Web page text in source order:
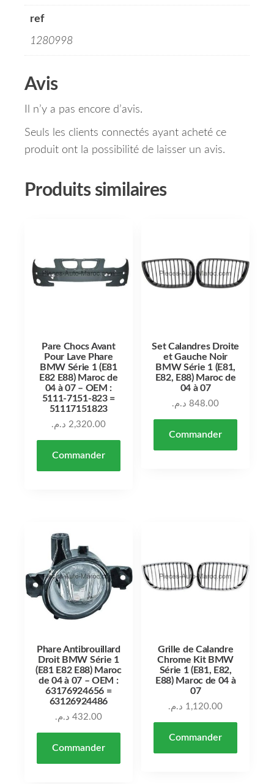
ref
1280998
Avis
Il n’y a pas encore d’avis.
Seuls les clients connectés ayant acheté ce
produit ont la possibilité de laisser un avis.
Produits similaires
Pare Chocs Avant
Pour Lave Phare
BMW Série 1 (E81
E82 E88) Maroc de
04 à 07 – OEM :
5111-7151-823 =
51117151823
2,320.00 د.م.
Commander
Set Calandres Droite
et Gauche Noir
BMW Série 1 (E81,
E82, E88) Maroc de
04 à 07
848.00 د.م.
Commander
Phare Antibrouillard
Droit BMW Série 1
(E81 E82 E88) Maroc
de 04 à 07 – OEM :
63176924656 =
63126924486
432.00 د.م.
Commander
Grille de Calandre
Chrome Kit BMW
Série 1 (E81, E82,
E88) Maroc de 04 à
07
1,120.00 د.م.
Commander